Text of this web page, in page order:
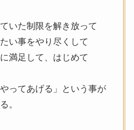
いた制限を解き放って
い事をやり尽くして
満足して、はじめて
やってあげる」という事が
。